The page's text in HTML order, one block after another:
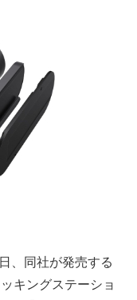
、同社が発売する
キングステーショ